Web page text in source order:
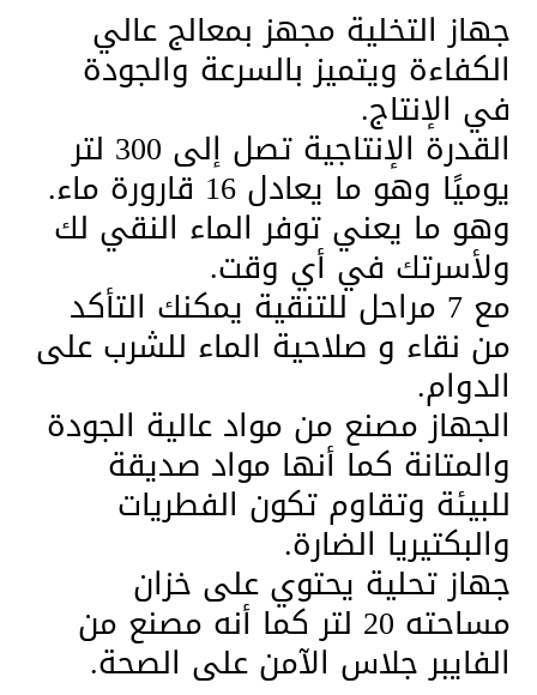
جهاز التخلية مجهز بمعالج عالي
الكفاءة ويتميز بالسرعة والجودة
في الإنتاج.
القدرة الإنتاجية تصل إلى 300 لتر
يوميًا وهو ما يعادل 16 قارورة ماء.
وهو ما يعني توفر الماء النقي لك
ولأسرتك في أي وقت.
مع 7 مراحل للتنقية يمكنك التأكد
من نقاء و صلاحية الماء للشرب على
الدوام.
الجهاز مصنع من مواد عالية الجودة
والمتانة كما أنها مواد صديقة
للبيئة وتقاوم تكون الفطريات
والبكتيريا الضارة.
جهاز تحلية يحتوي على خزان
مساحته 20 لتر كما أنه مصنع من
الفايبر جلاس الآمن على الصحة.